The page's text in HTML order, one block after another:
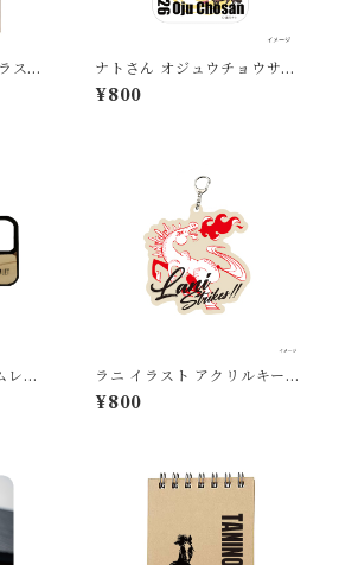
スト
ナトさん オジュウチョウサン
顕彰馬記念 アクリルキーホル
ダー
¥800
レッ
ース
ラニ イラスト アクリルキーホ
ルダー
¥800